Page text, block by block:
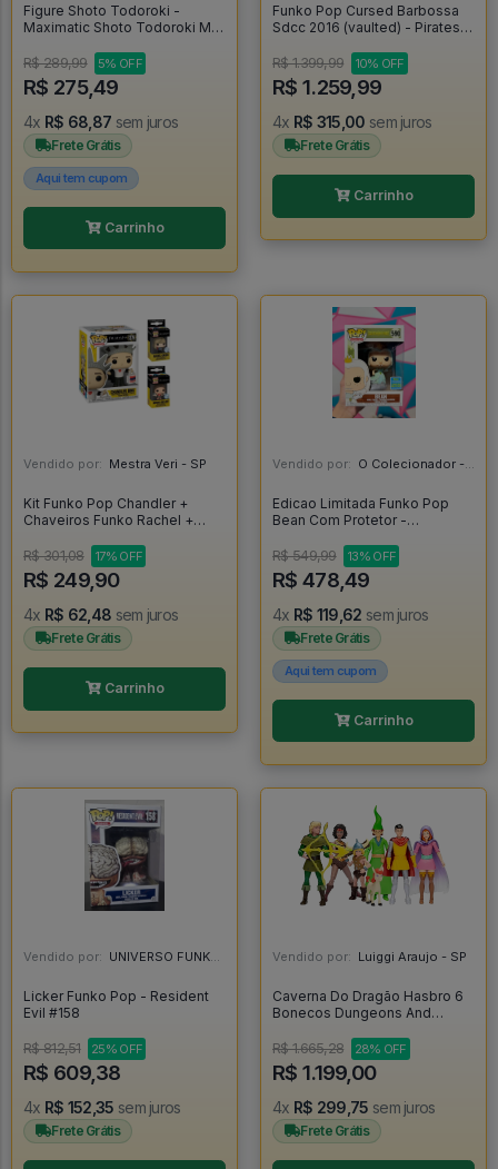
Figure Shoto Todoroki -
Maximatic Shoto Todoroki My
Academia
R$ 289,99 5% OFF
R$ 275,49
4x R$ 68,87 sem juros
Frete Grátis
Aqui tem cupom
Carrinho
Funko Pop Cursed Barbossa
Sdcc 2016 (vaulted) - Pirates
R$ 1.399,99
10% OFF
R$ 1.259,99
4x R$ 315,00 sem juros
Frete Grátis
Carrinho
Vendido por: Mestra Veri - SP
Kit Funko Pop Chandler +
Chaveiros Funko Rachel +
R$ 301,08
17% OFF
R$ 249,90
4x R$ 62,48 sem juros
Frete Grátis
Carrinho
Vendido por: O Colecionador - SP
Edicao Limitada Funko Pop
Bean Com Protetor -
R$ 549,99
13% OFF
R$ 478,49
4x R$ 119,62 sem juros
Frete Grátis
Aqui tem cupom
Carrinho
Vendido por: UNIVERSO FUNKO SP - SP
Licker Funko Pop - Resident
Evil #158
R$ 812,51 25% OFF
R$ 609,38
4x R$ 152,35 sem juros
Frete Grátis
Vendido por: Luiggi Araujo - SP
Caverna Do Dragão Hasbro 6
Bonecos Dungeons And
Dragão
R$ 1.665,28 28% OFF
R$ 1.199,00
4x R$ 299,75 sem juros
Frete Grátis